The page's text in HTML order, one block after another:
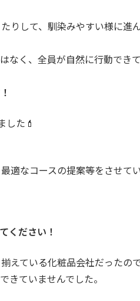
りして、馴染みやすい様に進
なく、全員が自然に行動でき
した💄
なコースの提案等をさせて
ください！
えている化粧品会社だったので
きていませんでした。